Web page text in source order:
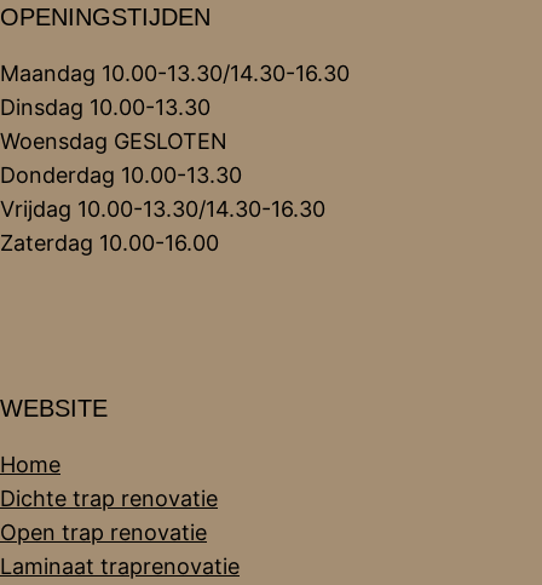
OPENINGSTIJDEN
Maandag 10.00-13.30/14.30-16.30
Dinsdag 10.00-13.30
Woensdag GESLOTEN
Donderdag 10.00-13.30
Vrijdag 10.00-13.30/14.30-16.30
Zaterdag 10.00-16.00
WEBSITE
Home
Dichte trap renovatie
Open trap renovatie
Laminaat traprenovatie